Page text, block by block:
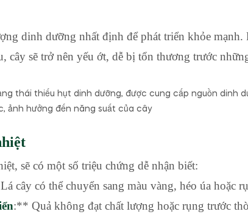
dinh dưỡng nhất định để phát triển khỏe mạnh.
cây sẽ trở nên yếu ớt, dễ bị tổn thương trước
thái thiếu hụt dinh dưỡng, được cung cấp nguồn dinh
ảnh hưởng đến năng suất của cây
sẽ có một số triệu chứng dễ nhận biết:
cây có thể chuyển sang màu vàng, héo úa hoặc
:** Quả không đạt chất lượng hoặc rụng trước